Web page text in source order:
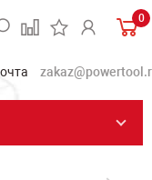
0